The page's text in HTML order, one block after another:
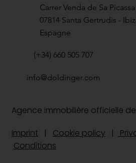
Agence immobilière officielle
Carrer Venda de Sa Picassa
07814 Santa Gertrudis -
Espagne
Imprint | Cookie policy |
Conditions
(+34) 660 505 707
info@doldinger.com